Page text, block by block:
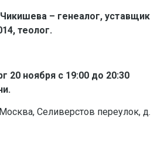
– генеалог, уставщик
теолог.
20 ноября с 19:00 до 20:30
Москва, Селиверстов переулок, д.